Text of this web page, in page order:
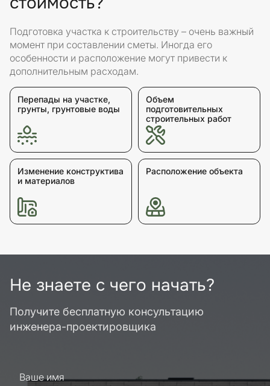
Подготовка участка к строительству – очень важный
момент при составлении сметы. Иногда его
особенности и расположение могут привести к
дополнительным расходам.
Перепады на участке,
грунты, грунтовые воды
Объем
подготовительных
строительных работ
Изменение конструктива
и материалов
Расположение объекта
Не знаете с чего начать?
Получите бесплатную консультацию
инженера-проектировщика
Ваше имя